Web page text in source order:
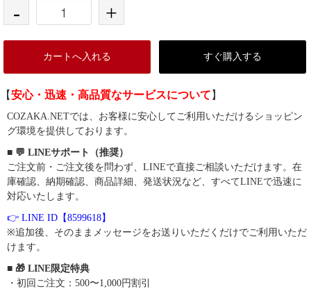
- +
カートへ入れる すぐ購入する
【安心・迅速・高品質なサービスについて 】
COZAKA.NETでは、お客様に安心してご利用いただけるショッピン
グ環境を提供しております。
■ 💬 LINEサポート（推奨）
ご注文前・ご注文後を問わず、LINEで直接ご相談いただけます。在
庫確認、納期確認、商品詳細、発送状況など、すべてLINEで迅速に
対応いたします。
👉 LINE ID【8599618】
※追加後、そのままメッセージをお送りいただくだけでご利用いただ
けます。
■ 🎁 LINE限定特典
・初回ご注文：500〜1,000円割引